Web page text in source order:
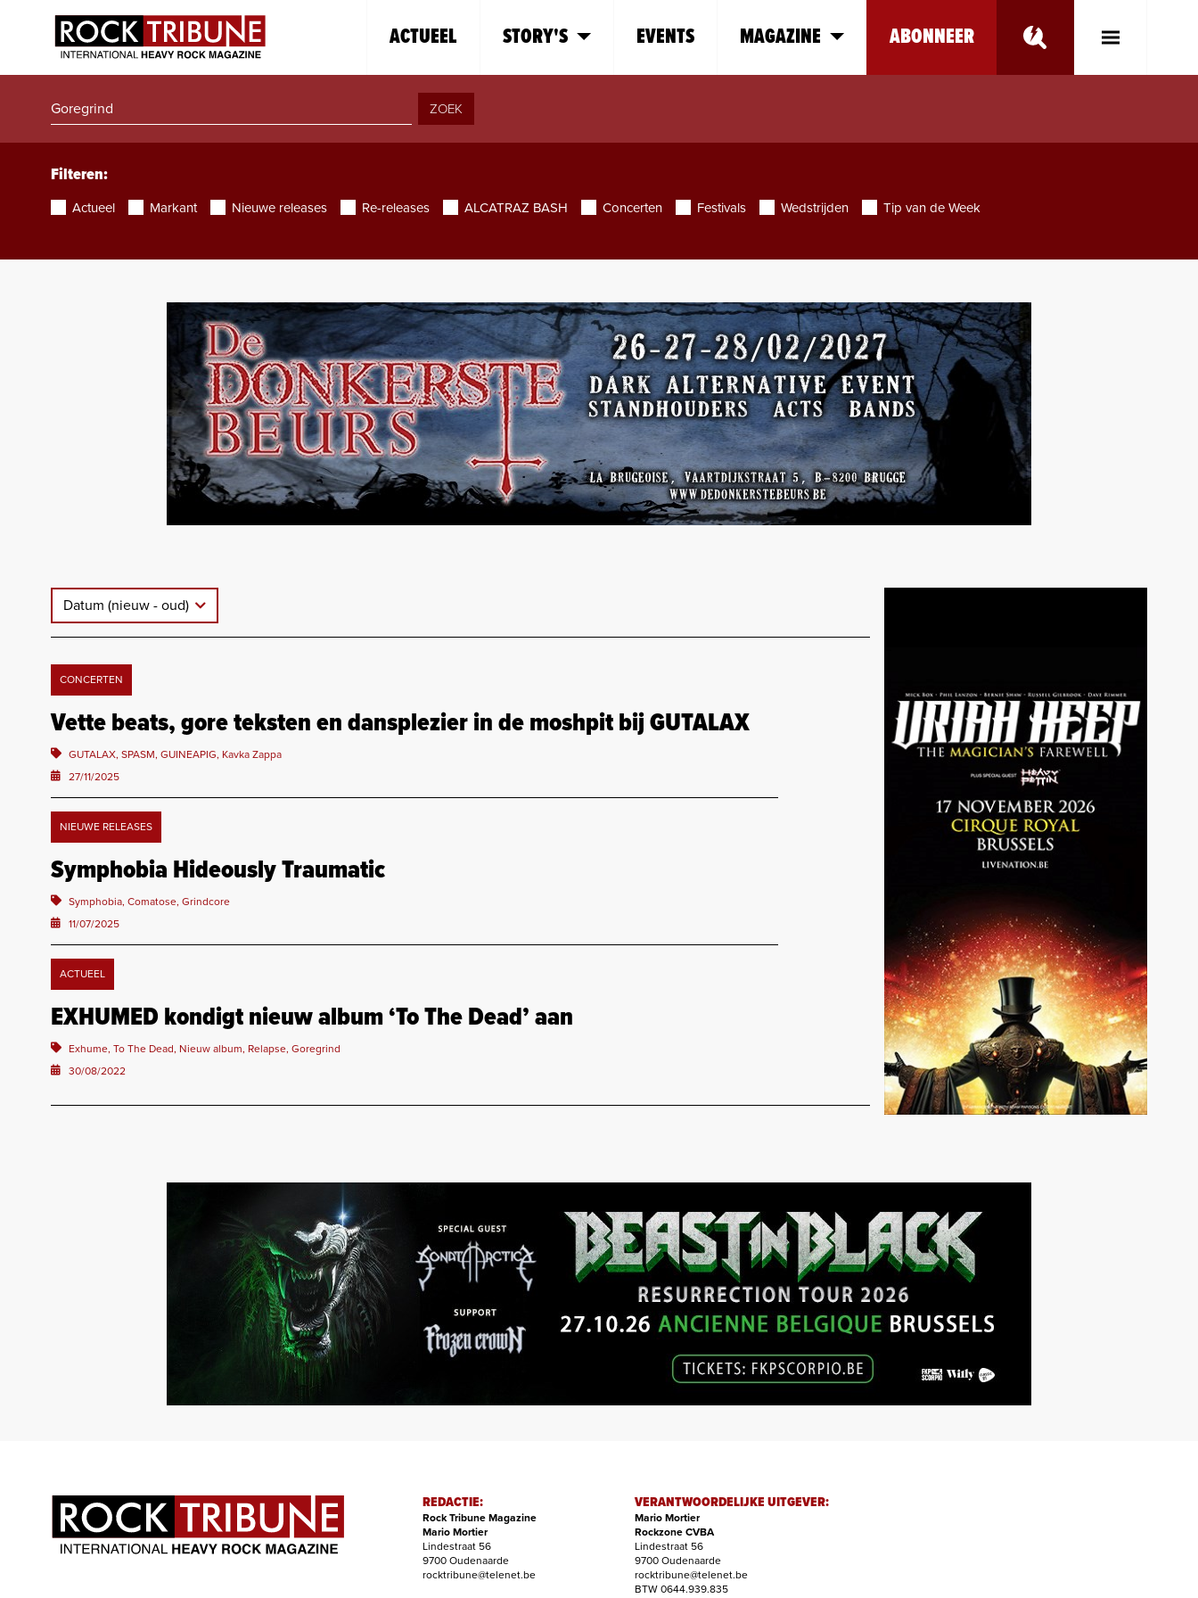
ACTUEEL STORY'S EVENTS MAGAZINE ABONNEER
Toggle
ZOEK
Filteren:
Actueel Markant Nieuwe releases Re-releases ALCATRAZ BASH Concerten Festivals Wedstrijden Tip van de Week
Datum (nieuw - oud)
CONCERTEN
Vette beats, gore teksten en dansplezier in de moshpit bij GUTALAX
GUTALAX, SPASM, GUINEAPIG, Kavka Zappa
27/11/2025
NIEUWE RELEASES
Symphobia Hideously Traumatic
Symphobia, Comatose, Grindcore
11/07/2025
ACTUEEL
EXHUMED kondigt nieuw album ‘To The Dead’ aan
Exhume, To The Dead, Nieuw album, Relapse, Goregrind
30/08/2022
REDACTIE:
Rock Tribune Magazine
Mario Mortier
Lindestraat 56
9700 Oudenaarde
rocktribune@telenet.be
VERANTWOORDELIJKE UITGEVER:
Mario Mortier
Rockzone CVBA
Lindestraat 56
9700 Oudenaarde
rocktribune@telenet.be
BTW 0644.939.835